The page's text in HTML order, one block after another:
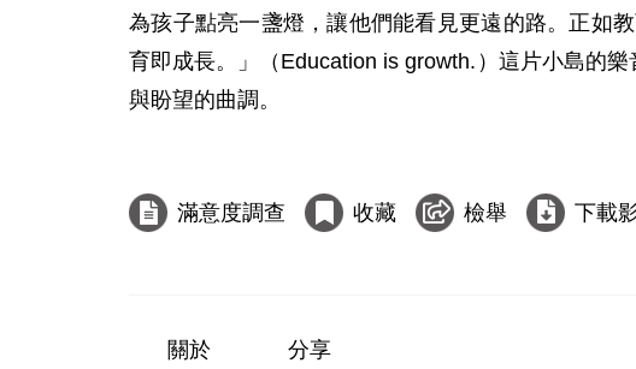
為孩子點亮一盞燈，讓他們能看見更遠的路。正如
育即成長。」（Education is growth.）這片小島的
與盼望的曲調。
滿意度調查 收藏 檢舉 下載
關於 分享